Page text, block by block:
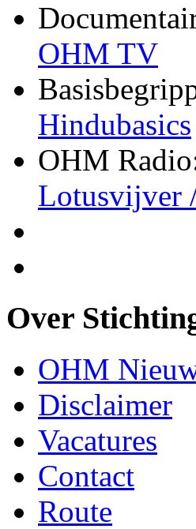
OHM TV
Hindubasics
OHM
Lotusvijver
Over
OHM
Disclaimer
Vacatures
Contact
Route